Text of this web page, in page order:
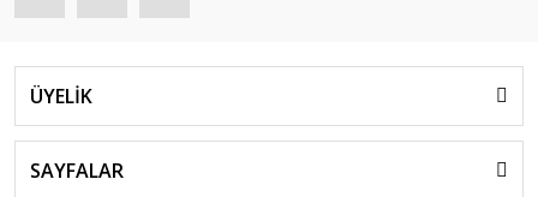
ÜYELİK
SAYFALAR